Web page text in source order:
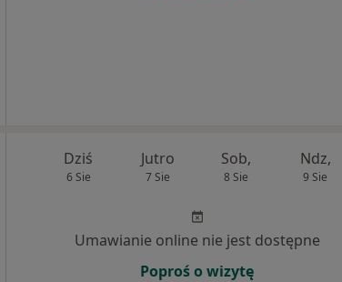
Dziś
6 Sie
Jutro
7 Sie
Sob,
8 Sie
Ndz,
9 Sie
Umawianie online nie jest dostępne
Poproś o wizytę